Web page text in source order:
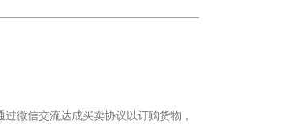
微信交流达成买卖协议以订购货物，